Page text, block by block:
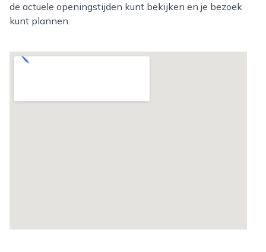
de actuele openingstijden kunt bekijken en je bezoek
kunt plannen.